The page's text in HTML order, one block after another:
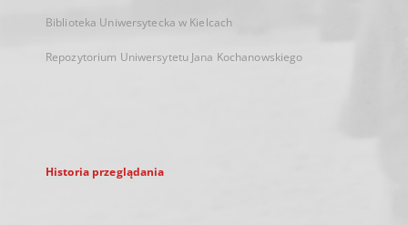
Biblioteka Uniwersytecka w Kielcach
Repozytorium Uniwersytetu Jana Kochanowskiego
Historia przeglądania